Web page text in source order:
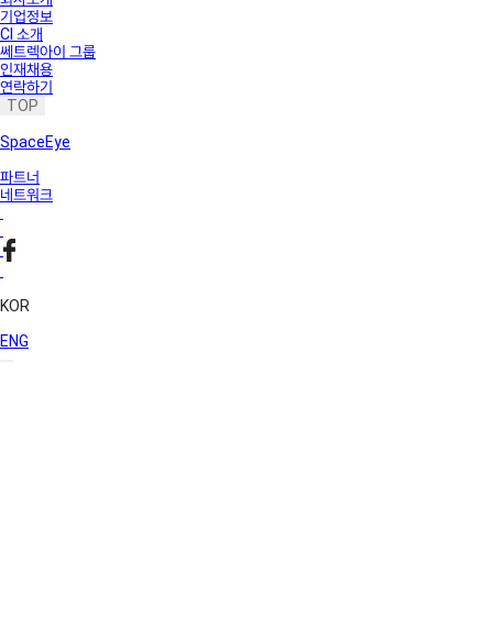
기업정보
CI 소개
쎄트렉아이 그룹
인재채용
연락하기
TOP
SpaceEye
파트너
네트워크
KOR
ENG